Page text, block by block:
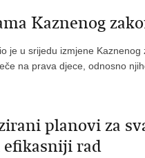
Kaznenog
je u srijedu izmjene
na prava djece, odnosno
planovi za
rad